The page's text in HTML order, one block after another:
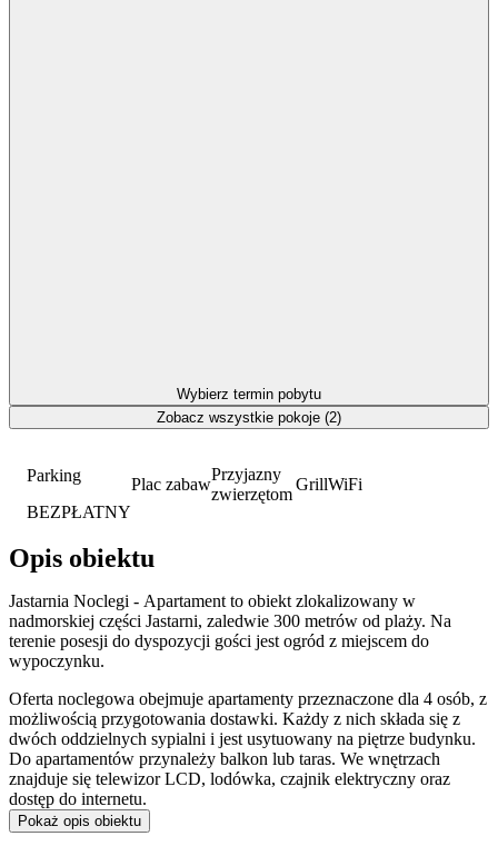
Parking
BEZPŁATNY
Plac zabaw
Przyjazny
zwierzętom
GrillWiFi
Opis obiektu
Jastarnia Noclegi - Apartament to obiekt zlokalizowany w
nadmorskiej części Jastarni, zaledwie 300 metrów od plaży. Na
terenie posesji do dyspozycji gości jest ogród z miejscem do
wypoczynku.
Oferta noclegowa obejmuje apartamenty przeznaczone dla 4 osób, z
możliwością przygotowania dostawki. Każdy z nich składa się z
dwóch oddzielnych sypialni i jest usytuowany na piętrze budynku.
Do apartamentów przynależy balkon lub taras. We wnętrzach
znajduje się telewizor LCD, lodówka, czajnik elektryczny oraz
dostęp do internetu.
Goście mogą korzystać z bezpłatnego,
Pokaż opis obiektu
Wybierz termin pobytu
Zobacz wszystkie pokoje (2)